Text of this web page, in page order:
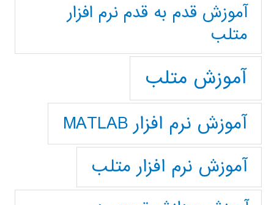
آموزش قدم به قدم نرم افزار
متلب
آموزش متلب
آموزش نرم افزار MATLAB
آموزش نرم افزار متلب